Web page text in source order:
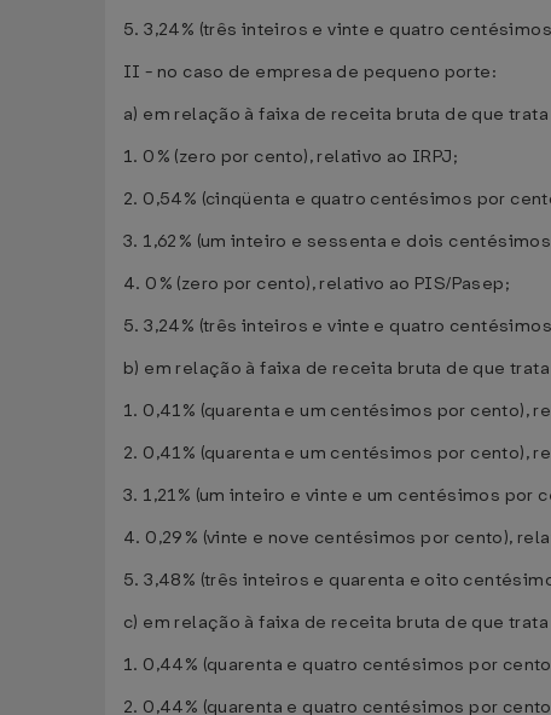
5. 3,24% (três inteiros e vinte e quatro
II - no caso de empresa de pequeno porte:
a) em relação à faixa de receita bruta de que
1. 0% (zero por cento), relativo ao IRPJ;
2. 0,54% (cinqüenta e quatro centésimos por
3. 1,62% (um inteiro e sessenta e dois
4. 0% (zero por cento), relativo ao PIS/Pasep;
5. 3,24% (três inteiros e vinte e quatro
b) em relação à faixa de receita bruta de que
1. 0,41% (quarenta e um centésimos por cento),
2. 0,41% (quarenta e um centésimos por cento),
3. 1,21% (um inteiro e vinte e um centésimos por
4. 0,29% (vinte e nove centésimos por cento),
5. 3,48% (três inteiros e quarenta e oito
c) em relação à faixa de receita bruta de que
1. 0,44% (quarenta e quatro centésimos por
2. 0,44% (quarenta e quatro centésimos por